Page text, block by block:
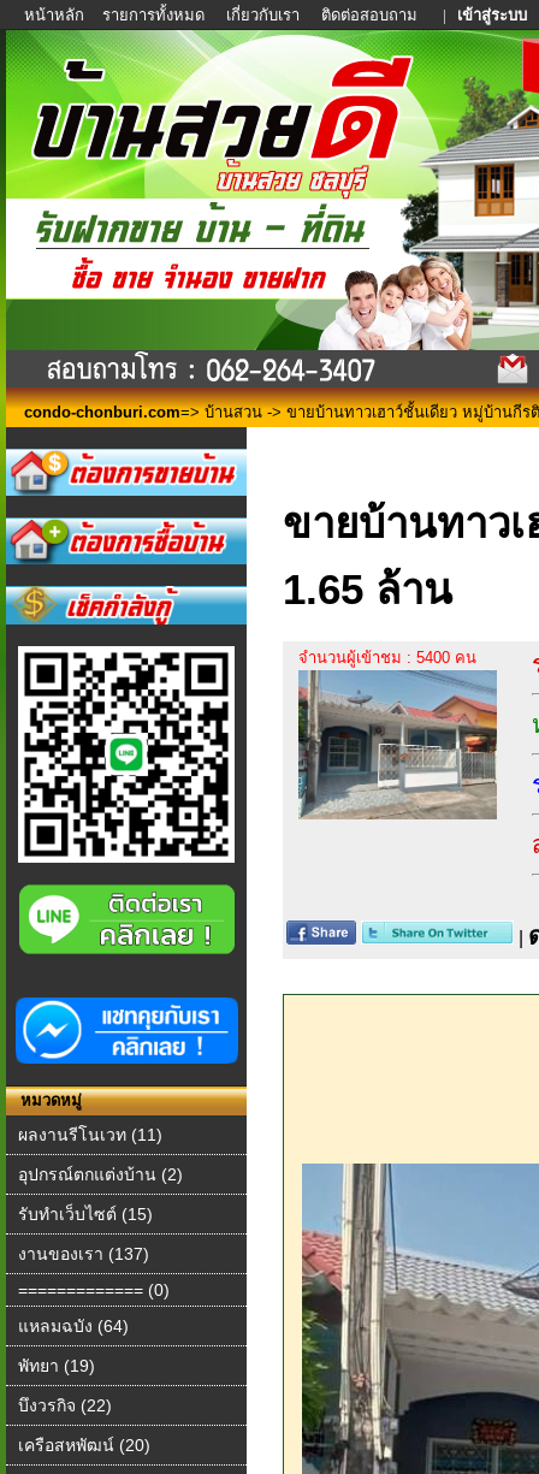
หน้าหลัก รายการทั้งหมด เกี่ยวกับเรา ติดต่อสอบถาม | เข้าสู่ระบบ
condo-chonburi.com=> บ้านสวน -> ขายบ้านทาวเฮาว์ชั้นเดียว หมู่บ้านกีร
หมวดหมู่
ผลงานรีโนเวท (11)
อุปกรณ์ตกแต่งบ้าน (2)
รับทำเว็บไซต์ (15)
งานของเรา (137)
============= (0)
แหลมฉบัง (64)
พัทยา (19)
บึงวรกิจ (22)
เครือสหพัฒน์ (20)
ขายบ้านทาว
1.65 ล้าน
จำนวนผู้เข้าชม : 5400 คน